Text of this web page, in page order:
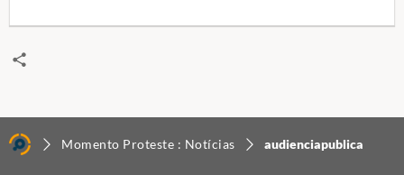
Momento Proteste : Notícias audienciapublica